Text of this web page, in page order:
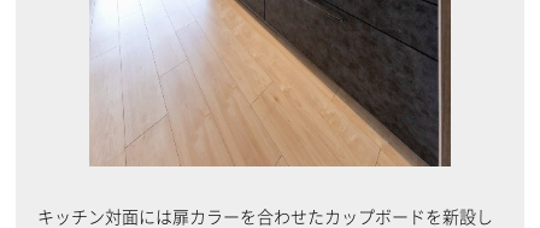
キッチン対面には扉カラーを合わせたカップボードを新設し